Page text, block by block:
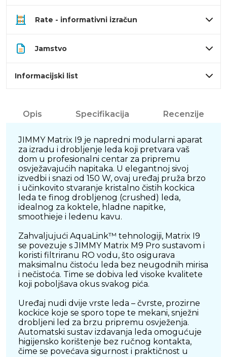
Rate - informativni izračun
Jamstvo
Informacijski list
Opis Specifikacija Recenzije
JIMMY Matrix I9 je napredni modularni aparat
za izradu i drobljenje leda koji pretvara vaš
dom u profesionalni centar za pripremu
osvježavajućih napitaka. U elegantnoj sivoj
izvedbi i snazi od 150 W, ovaj uređaj pruža brzo
i učinkovito stvaranje kristalno čistih kockica
leda te finog drobljenog (crushed) leda,
idealnog za koktele, hladne napitke,
smoothieje i ledenu kavu.
Zahvaljujući AquaLink™ tehnologiji, Matrix I9
se povezuje s JIMMY Matrix M9 Pro sustavom i
koristi filtriranu RO vodu, što osigurava
maksimalnu čistoću leda bez neugodnih mirisa
i nečistoća. Time se dobiva led visoke kvalitete
koji poboljšava okus svakog pića.
Uređaj nudi dvije vrste leda – čvrste, prozirne
kockice koje se sporo tope te mekani, snježni
drobljeni led za brzu pripremu osvježenja.
Automatski sustav izdavanja leda omogućuje
higijensko korištenje bez ručnog kontakta,
čime se povećava sigurnost i praktičnost u